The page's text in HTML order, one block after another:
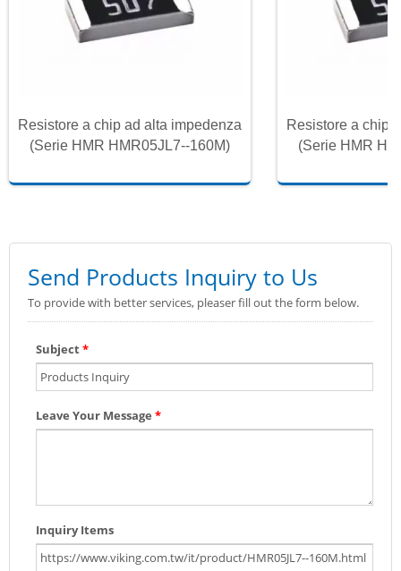
Resistore a chip ad alta impedenza
(Serie HMR HMR05JL7--160M)
Resistore a chip
(Serie HMR